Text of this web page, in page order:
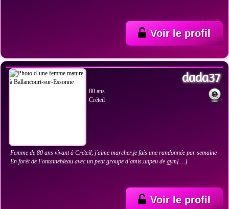
Voir le profil
dada37
80 ans
Créteil
Femme de 80 ans vivant à Créteil, j'aime marcher,je fais une randonnée par semaine
En forêt de Fontainebleau avec un petit groupe d'amis.unpeu de gym[…]
Voir le profil